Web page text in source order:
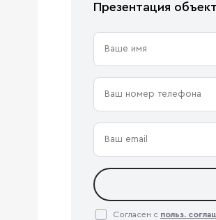
Презентация
Согласен с польз.